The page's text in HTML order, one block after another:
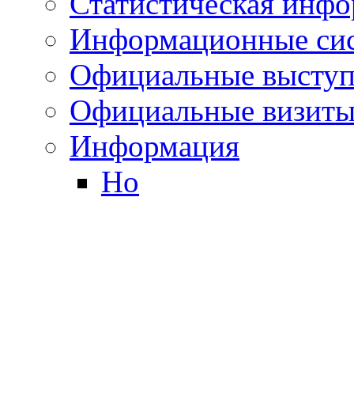
Информационные
Официальные
Официальные
Информация
Но